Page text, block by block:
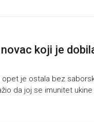
koji je
opet je ostala bez
da joj se imunitet